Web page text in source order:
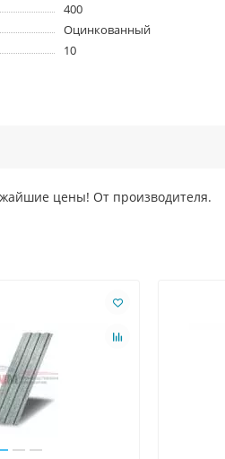
400
Оцинкованный
10
цены! От производителя.